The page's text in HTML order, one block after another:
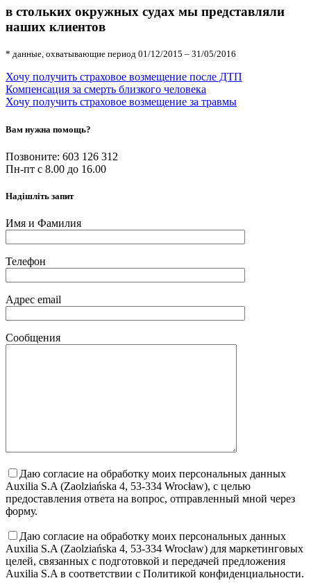
в стольких окружных судах мы представляли
наших клиентов
* данные, охватывающие период 01/12/2015 – 31/05/2016
Хочу получить страховое возмещение после ДТП
Компенсация за смерть близкого человека
Хочу получить страховое возмещение за травмы
Вам нужна помощь?
Позвоните: 603 126 312
Пн-пт с 8.00 до 16.00
Надішліть запит
Имя и Фамилия
Телефон
Адрес email
Сообщения
Даю согласие на обработку моих персональных данных
Auxilia S.A (Zaolziańska 4, 53-334 Wrocław), с целью
предоставления ответа на вопрос, отправленный мной через
форму.
Даю согласие на обработку моих персональных данных
Auxilia S.A (Zaolziańska 4, 53-334 Wrocław) для маркетинговых
целей, связанных с подготовкой и передачей предложения
Auxilia S.A в соответствии с Политикой конфиденциальности.